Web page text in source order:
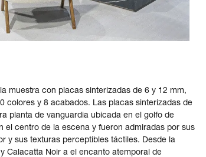
muestra con placas sinterizadas de 6 y 12 mm,
colores y 8 acabados. Las placas sinterizadas de
planta de vanguardia ubicada en el golfo de
el centro de la escena y fueron admiradas por sus
y sus texturas perceptibles táctiles. Desde la
Calacatta Noir a el encanto atemporal de